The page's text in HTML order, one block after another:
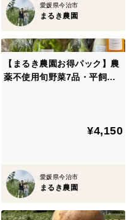
をそのまま使えて甘夏で
用できます
愛媛県今治市
まるき農園
【まるき農園お得パック】農
薬不使用旬野菜7品・平飼い
¥4,150
愛媛県今治市
まるき農園